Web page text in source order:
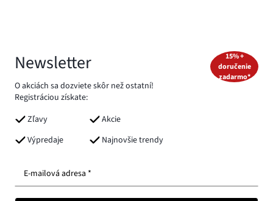
Newsletter
O akciách sa dozviete skôr než ostatní!
Registráciou získate:
Zľavy
Akcie
Výpredaje
Najnovšie trendy
15% +
doručenie
zadarmo*
E-mailová adresa *